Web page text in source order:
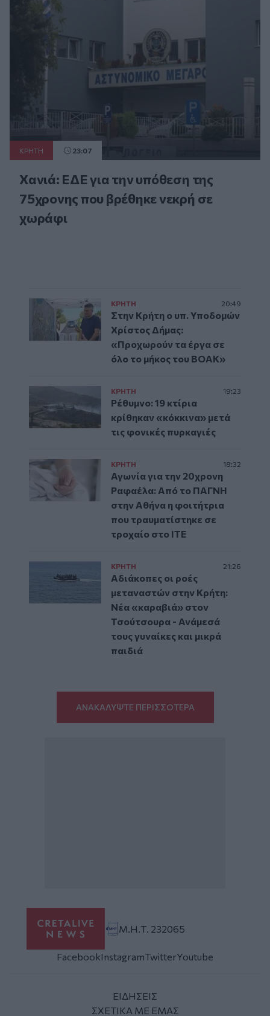
ΚΡΗΤΗ 23:07
Χανιά: ΕΔΕ για την υπόθεση της
75χρονης που βρέθηκε νεκρή σε
χωράφι
ΚΡΗΤΗ 20:49
Στην Κρήτη ο υπ. Υποδομών
Χρίστος Δήμας:
«Προχωρούν τα έργα σε
όλο το μήκος του ΒΟΑΚ»
ΚΡΗΤΗ 19:23
Ρέθυμνο: 19 κτίρια
κρίθηκαν «κόκκινα» μετά
τις φονικές πυρκαγιές
ΚΡΗΤΗ 18:32
Αγωνία για την 20χρονη
Ραφαέλα: Από το ΠΑΓΝΗ
στην Αθήνα η φοιτήτρια
που τραυματίστηκε σε
τροχαίο στο ΙΤΕ
ΚΡΗΤΗ 21:26
Αδιάκοπες οι ροές
μεταναστών στην Κρήτη:
Νέα «καραβιά» στον
Τσούτσουρα - Ανάμεσά
τους γυναίκες και μικρά
παιδιά
ΑΝΑΚΑΛΥΨΤΕ ΠΕΡΙΣΣΟΤΕΡΑ
Μ.Η.Τ. 232065
FacebookInstagramTwitterYoutube
ΕΙΔΗΣΕΙΣ
ΣΧΕΤΙΚΑ ΜΕ ΕΜΑΣ